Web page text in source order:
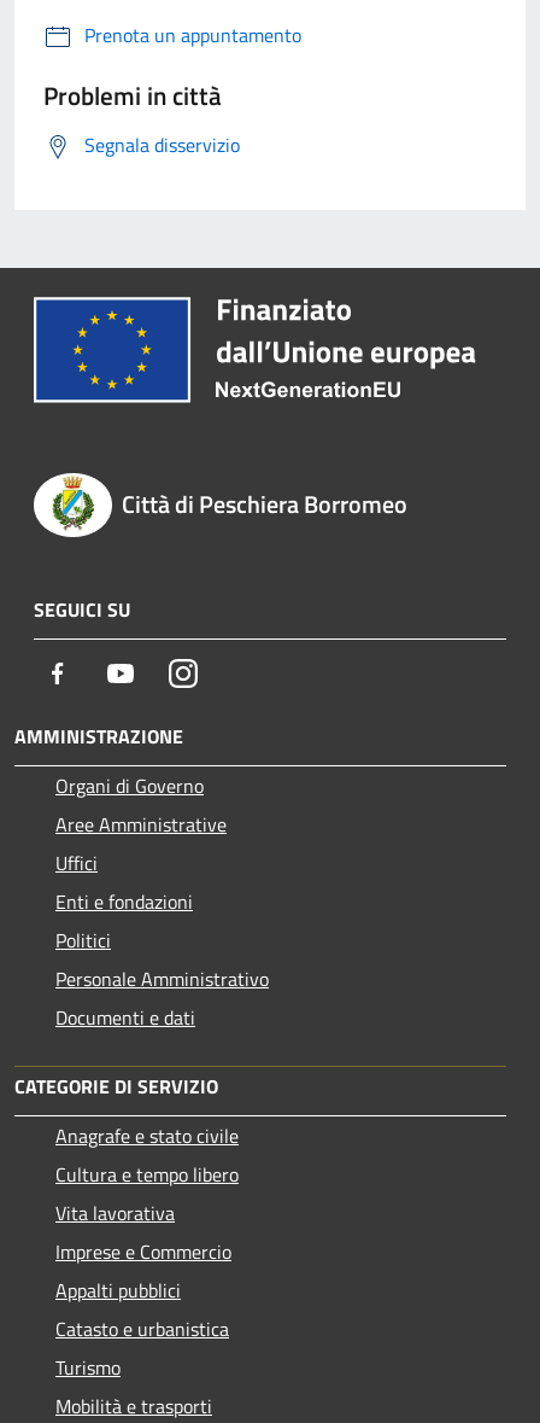
Prenota un appuntamento
Problemi in città
Segnala disservizio
Città di Peschiera Borromeo
SEGUICI SU
Facebook YoutubeInstagram
AMMINISTRAZIONE
Organi di Governo
Aree Amministrative
Uffici
Enti e fondazioni
Politici
Personale Amministrativo
Documenti e dati
CATEGORIE DI SERVIZIO
Anagrafe e stato civile
Cultura e tempo libero
Vita lavorativa
Imprese e Commercio
Appalti pubblici
Catasto e urbanistica
Turismo
Mobilità e trasporti